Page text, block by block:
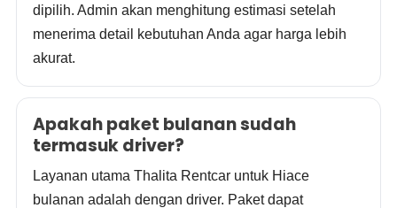
dipilih. Admin akan menghitung estimasi setelah
menerima detail kebutuhan Anda agar harga lebih
akurat.
Apakah paket bulanan sudah
termasuk driver?
Layanan utama Thalita Rentcar untuk Hiace
bulanan adalah dengan driver. Paket dapat